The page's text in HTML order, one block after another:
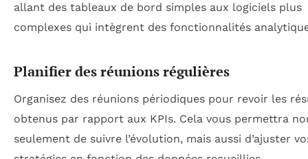
allant des tableaux de bord simples aux logiciels plus
complexes qui intègrent des fonctionnalités
Planifier des réunions régulières
Organisez des réunions périodiques pour revoir les
obtenus par rapport aux KPIs. Cela vous permettra
seulement de suivre l’évolution, mais aussi d’ajuster